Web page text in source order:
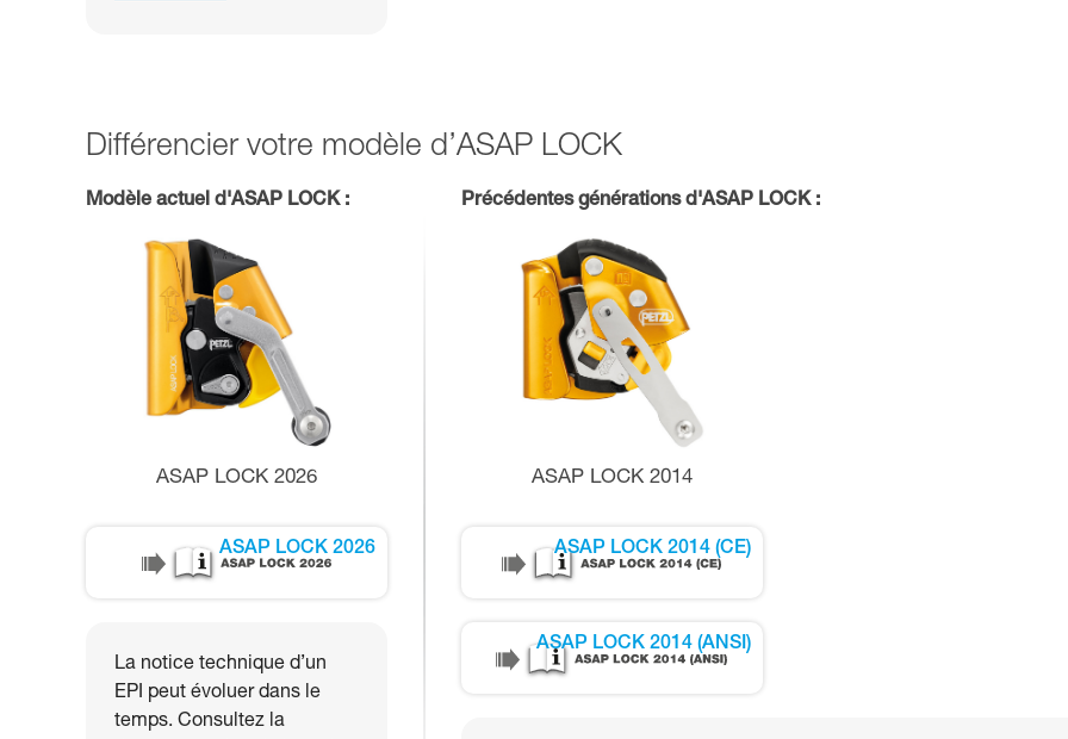
Différencier votre modèle d’ASAP LOCK
Modèle actuel d'ASAP LOCK :
ASAP LOCK 2026
ASAP LOCK 2026
La notice technique d’un
EPI peut évoluer dans le
temps. Consultez la
Précédentes générations d'ASAP LOCK :
ASAP LOCK 2014
ASAP LOCK 2014 (CE)
ASAP LOCK 2014 (ANSI)